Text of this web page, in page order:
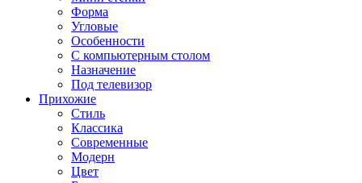
Форма
Угловые
Особенности
С компьютерным столом
Назначение
Под телевизор
Прихожие
Стиль
Классика
Современные
Модерн
Цвет